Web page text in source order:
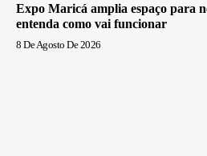
Expo Maricá amplia espaço para
entenda como vai funcionar
8 De Agosto De 2026